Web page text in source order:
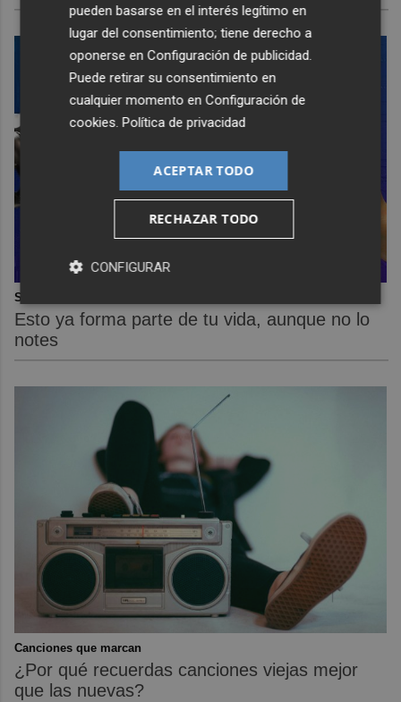
Se dijeron… y pasó
Esto ya forma parte de tu vida, aunque no lo
notes
Canciones que marcan
¿Por qué recuerdas canciones viejas mejor
que las nuevas?
pueden basarse en el interés legítimo en
lugar del consentimiento; tiene derecho a
oponerse enConfiguración de publicidad.
Puede retirar su consentimiento en
cualquier momento enConfiguración de
cookies.Política de privacidad
ACEPTAR TODO
RECHAZAR TODO
CONFIGURAR